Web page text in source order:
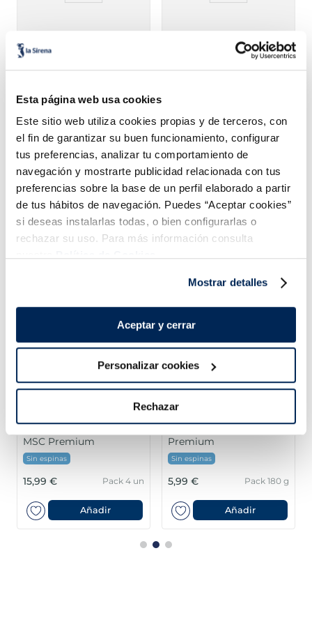
Esta página web usa cookies
Este sitio web utiliza cookies propias y de terceros, con
el fin de garantizar su buen funcionamiento, configurar
tus preferencias, analizar tu comportamiento de
navegación y mostrarte publicidad relacionada con tus
preferencias sobre la base de un perfil elaborado a partir
de tus hábitos de navegación. Puedes “Aceptar cookies”
si deseas instalarlas todas, o bien configurarlas o
rechazar su uso. Para más información consulta
Mostrar detalles
Aceptar y cerrar
Personalizar cookies
Rechazar
2,99 € Bossa 500 g
Añadir
Carxofes arrebossades
Añadir
Combina-ho i fes un menú de 10!
Lloms de lluç austral
MSC Premium
Sin espinas
15,99 € Pack 4 un
Añadir
Filets de llobarro
Premium
Sin espinas
5,99 € Pack 180 g
Añadir